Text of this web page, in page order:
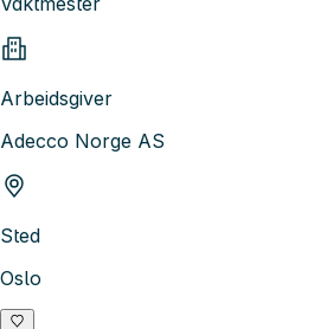
Arbeidsgiver
Adecco Norge AS
Sted
Oslo